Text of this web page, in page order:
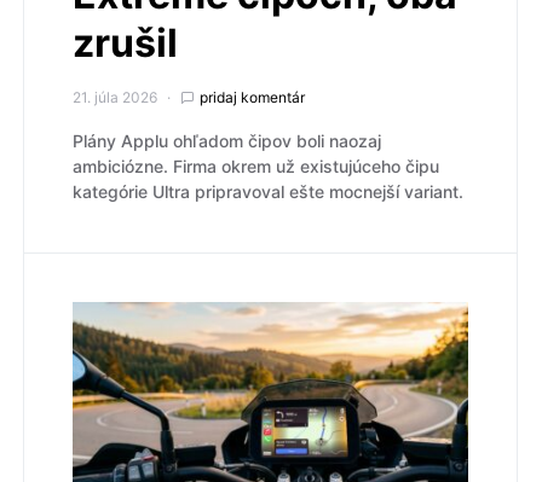
zrušil
21. júla 2026 pridaj komentár
Plány Applu ohľadom čipov boli naozaj
ambiciózne. Firma okrem už existujúceho čipu
kategórie Ultra pripravoval ešte mocnejší variant.